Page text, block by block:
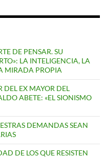
DE PENSAR. SU
LA INTELIGENCIA, LA
MIRADA PROPIA
DEL EX MAYOR DEL
ABETE: «EL SIONISMO
DEMANDAS SEAN
DE LOS QUE RESISTEN